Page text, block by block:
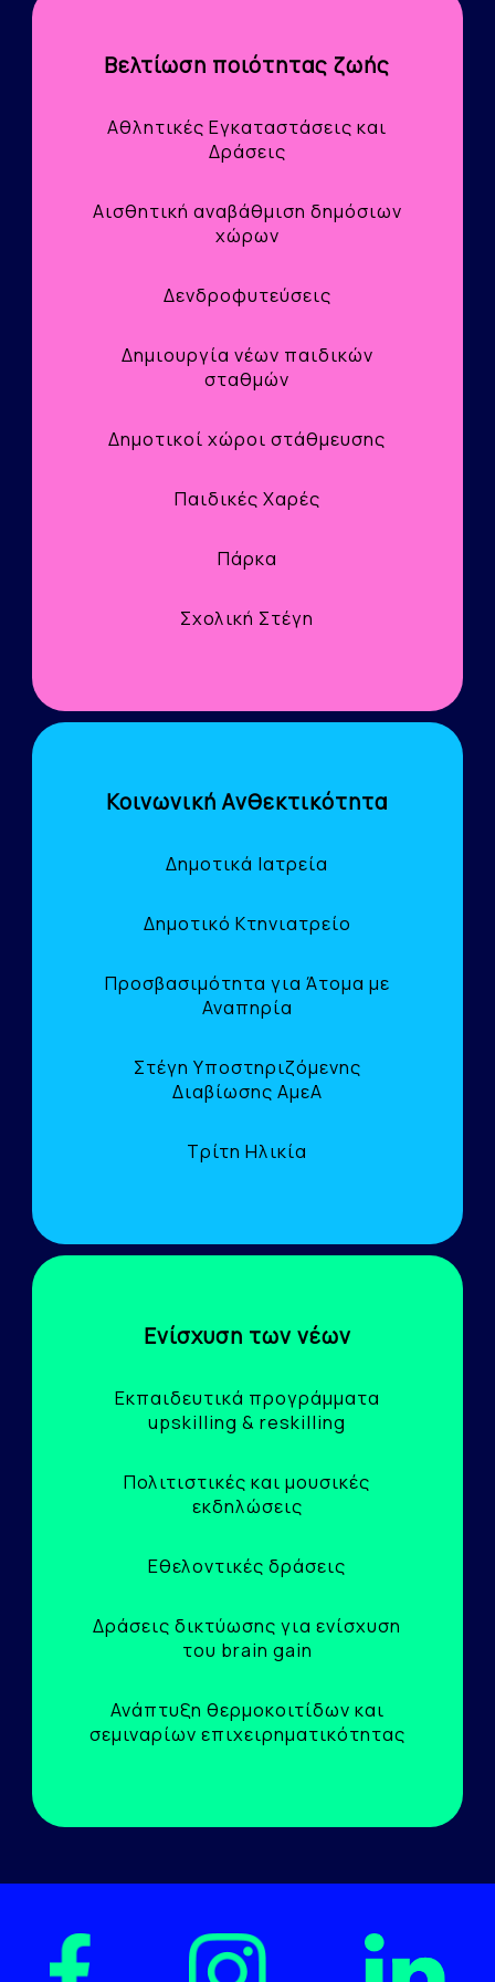
Βελτίωση ποιότητας ζωής
Αθλητικές Εγκαταστάσεις και
Δράσεις
Αισθητική αναβάθμιση δημόσιων
χώρων
Δενδροφυτεύσεις
Δημιουργία νέων παιδικών
σταθμών
Δημοτικοί χώροι στάθμευσης
Παιδικές Χαρές
Πάρκα
Σχολική Στέγη
Κοινωνική Ανθεκτικότητα
Δημοτικά Ιατρεία
Δημοτικό Κτηνιατρείο
Προσβασιμότητα για Άτομα με
Αναπηρία
Στέγη Υποστηριζόμενης
Διαβίωσης ΑμεΑ
Τρίτη Ηλικία
Ενίσχυση των νέων
Εκπαιδευτικά προγράμματα
upskilling & reskilling
Πολιτιστικές και μουσικές
εκδηλώσεις
Εθελοντικές δράσεις
Δράσεις δικτύωσης για ενίσχυση
του brain gain
Ανάπτυξη θερμοκοιτίδων και
σεμιναρίων επιχειρηματικότητας